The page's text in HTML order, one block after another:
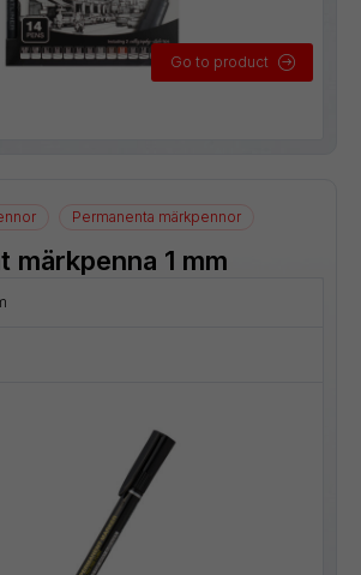
Go to product
Permanenta märkpennor
märkpenna 1 mm